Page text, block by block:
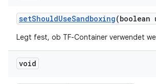
setShouldUseSandboxing(boolean
Legt fest, ob TF-Container verwendet
void